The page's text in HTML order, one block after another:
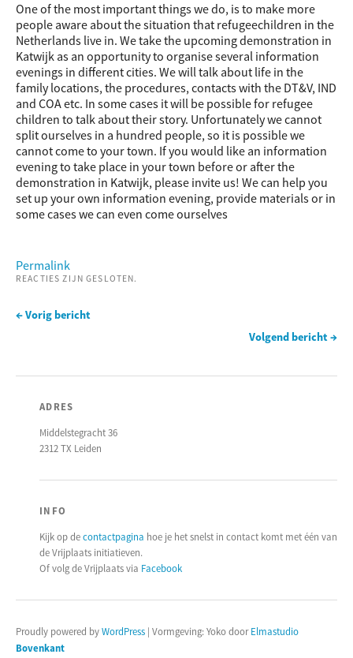
One of the most important things we do, is to make more
people aware about the situation that refugeechildren in the
Netherlands live in. We take the upcoming demonstration in
Katwijk as an opportunity to organise several information
evenings in different cities. We will talk about life in the
family locations, the procedures, contacts with the DT&V, IND
and COA etc. In some cases it will be possible for refugee
children to talk about their story. Unfortunately we cannot
split ourselves in a hundred people, so it is possible we
cannot come to your town. If you would like an information
evening to take place in your town before or after the
demonstration in Katwijk, please invite us! We can help you
set up your own information evening, provide materials or in
some cases we can even come ourselves
Permalink
REACTIES ZIJN GESLOTEN.
← Vorig bericht
Volgend bericht →
ADRES
Middelstegracht 36
2312 TX Leiden
INFO
Kijk op decontactpagina hoe je het snelst in contact komt met één van
de Vrijplaats initiatieven.
Of volg de Vrijplaats via Facebook
Proudly powered byWordPress | Vormgeving: Yoko doorElmastudio
Bovenkant